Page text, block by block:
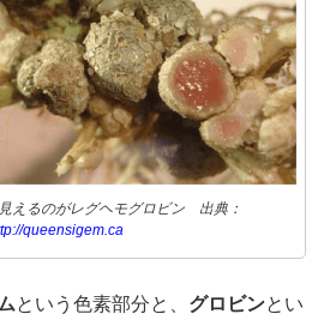
えるのがレグヘモグロビン 出典：
queensigem.ca
という色素部分と、 グロビンとい